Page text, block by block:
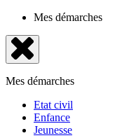
Mes démarches
Fermer
le
menu
Mes démarches
Etat civil
Enfance
Jeunesse